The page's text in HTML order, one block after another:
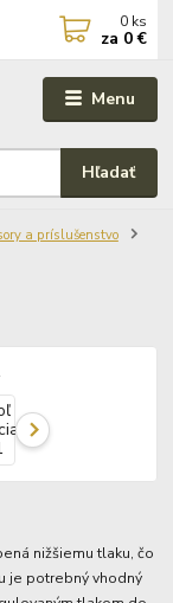
Menu
Hľadať
0 ks
za 0 €
a príslušenstvo
nižšiemu tlaku, čo
je potrebný vhodný